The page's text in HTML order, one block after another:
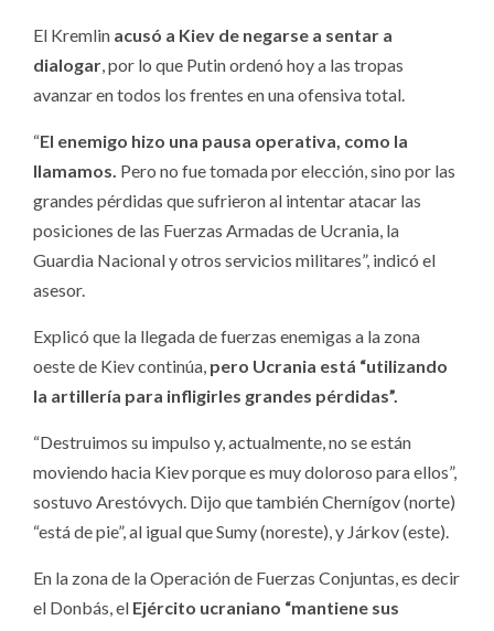
El Kremlin acusó a Kiev de negarse a sentar a
dialogar , por lo que Putin ordenó hoy a las tropas
avanzar en todos los frentes en una ofensiva total.
“El enemigo hizo una pausa operativa, como la
llamamos. Pero no fue tomada por elección, sino por las
grandes pérdidas que sufrieron al intentar atacar las
posiciones de las Fuerzas Armadas de Ucrania, la
Guardia Nacional y otros servicios militares”, indicó el
asesor.
Explicó que la llegada de fuerzas enemigas a la zona
oeste de Kiev continúa, pero Ucrania está “utilizando
la artillería para infligirles grandes pérdidas”.
“Destruimos su impulso y, actualmente, no se están
moviendo hacia Kiev porque es muy doloroso para ellos”,
sostuvo Arestóvych. Dijo que también Chernígov (norte)
“está de pie”, al igual que Sumy (noreste), y Járkov (este).
En la zona de la Operación de Fuerzas Conjuntas, es decir
el Donbás, el Ejército ucraniano “mantiene sus